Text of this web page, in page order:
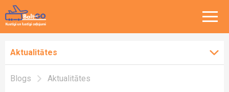
Aktualitātes
Aktualitātes
Blogs Aktualitātes